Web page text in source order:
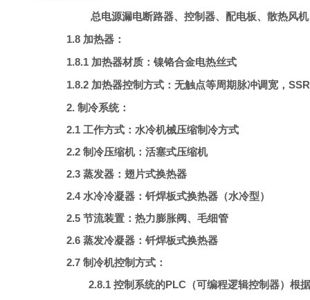
总电源漏电断路器、控制器、配电板、散热风
1.8 加热器：
1.8.1 加热器材质：镍铬合金电热丝式
1.8.2 加热器控制方式：无触点等周期脉冲调宽，
2. 制冷系统：
2.1 工作方式：水冷机械压缩制冷方式
2.2 制冷压缩机：活塞式压缩机
2.3 蒸发器：翅片式换热器
2.4 水冷冷凝器：钎焊板式换热器（水冷型）
2.5 节流装置：热力膨胀阀、毛细管
2.6 蒸发冷凝器：钎焊板式换热器
2.7 制冷机控制方式：
2.8.1 控制系统的PLC（可编程逻辑控制器）根